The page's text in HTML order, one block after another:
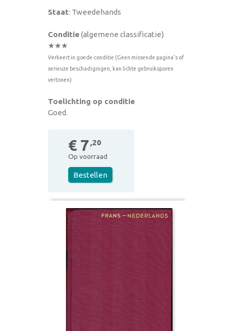
Staat: Tweedehands
Conditie(algemene classificatie)
★★★
Verkeert in goede conditie (Geen missende pagina's of
serieuze beschadigingen, kan lichte gebruiksporen
vertonen)
Toelichting op conditie
Goed.
€ 7 ,20
Op voorraad
Bestellen